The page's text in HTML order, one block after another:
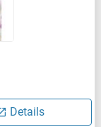
Details